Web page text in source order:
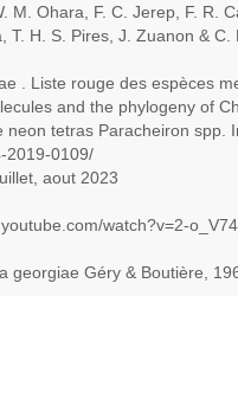
M. Ohara, F. C. Jerep, F.
T. H. S. Pires, J. Zuanon &
. Liste rouge des espèces
and the phylogeny of
neon tetras Paracheiron
2019-0109/
aout 2023
watch?v=2-
georgiae Géry & Boutière,